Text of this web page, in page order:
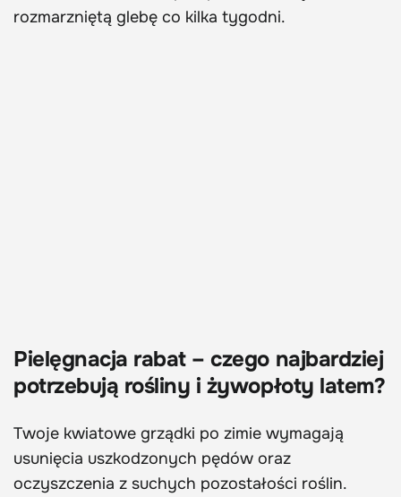
rozmarzniętą glebę co kilka tygodni.
Pielęgnacja rabat – czego najbardziej
potrzebują rośliny i żywopłoty latem?
Twoje kwiatowe grządki po zimie wymagają
usunięcia uszkodzonych pędów oraz
oczyszczenia z suchych pozostałości roślin.